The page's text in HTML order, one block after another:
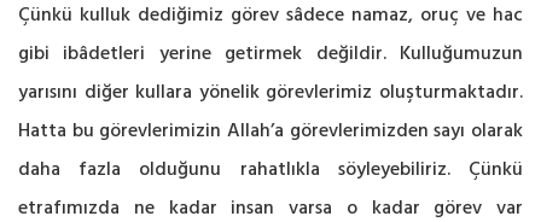
Çünkü kulluk dediğimiz görev sâdece namaz, oruç ve hac
gibi ibâdetleri yerine getirmek değildir. Kulluğumuzun
yarısını diğer kullara yönelik görevlerimiz oluşturmaktadır.
Hatta bu görevlerimizin Allah’a görevlerimizden sayı olarak
daha fazla olduğunu rahatlıkla söyleyebiliriz. Çünkü
etrafımızda ne kadar insan varsa o kadar görev var